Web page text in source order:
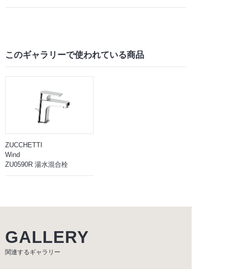
このギャラリーで使われている商品
ZUCCHETTI
Wind
ZU0590R 湯水混合栓
GALLERY
関連するギャラリー